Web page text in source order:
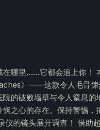
哪里……它都会追上你！
》——这款令人毛骨
的破败墙壁与令人窒息
之心的存在。保持警惕
仪的镜头展开调查！ 借助